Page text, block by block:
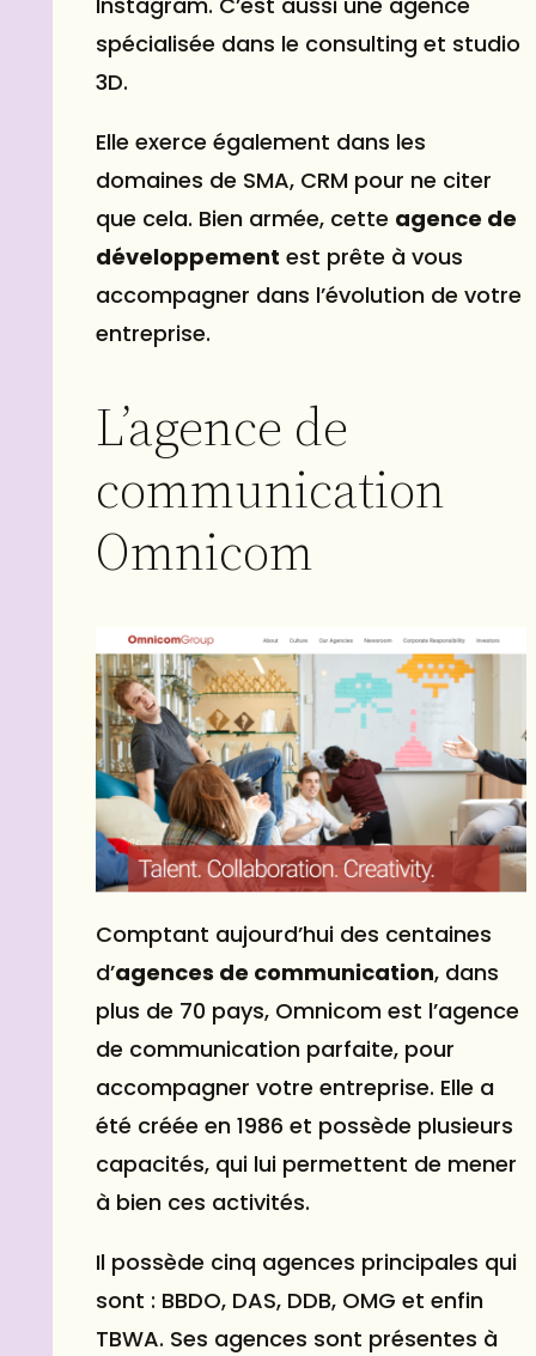
spécialisée dans le consulting et studio
3D.
Elle exerce également dans les
domaines de SMA, CRM pour ne citer
que cela. Bien armée, cette agence de
développement est prête à vous
accompagner dans l’évolution de votre
entreprise.
L’agence de
communication
Omnicom
Comptant aujourd’hui des centaines
d’agences de communication, dans
plus de 70 pays, Omnicom est l’agence
de communication parfaite, pour
accompagner votre entreprise. Elle a
été créée en 1986 et possède plusieurs
capacités, qui lui permettent de mener
à bien ces activités.
Il possède cinq agences principales qui
sont : BBDO, DAS, DDB, OMG et enfin
TBWA. Ses agences sont présentes à